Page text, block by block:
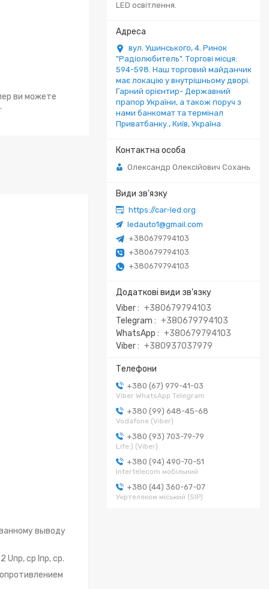
LED освітлення.
вул. Ушинського, 4. Ринок
"Радіолюбитель". Торгові місця:
594-598. Наш торговий майданчик
має локацію у внутрішньому дворі.
Гарний орієнтир- Державний
прапор України, а також поруч з
нами банкомат та термінал
Приватбанку., Київ, Україна
Олександр Олексійович Сохань
https://car-led.org
ledauto1@gmail.com
+380679794103
+380679794103
+380679794103
Viber
+380679794103
Telegram
+380679794103
WhatsApp
+380679794103
Viber
+380937037979
+380 (67) 979-41-03
Viber WhatsApp Telegram
+380 (99) 648-45-68
Vodafone (Viber)
+380 (93) 703-79-79
Life:) (Viber)
+380 (94) 490-70-51
Intertelecom мобільний
+380 (44) 360-67-07
Укртелеком міський (SIP)
ви можете
выводу
ср Iпр, ср.